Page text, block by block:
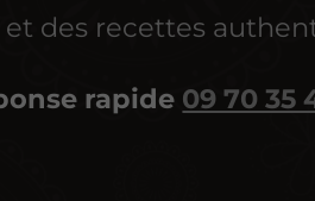
des recettes
rapide 09 70 35